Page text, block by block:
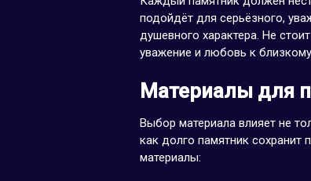
подойдёт для серьёзного,
душевного характера. Не
уважение и любовь к
Материалы для
Выбор материала влияет не
как долго памятник сохранит
материалы: